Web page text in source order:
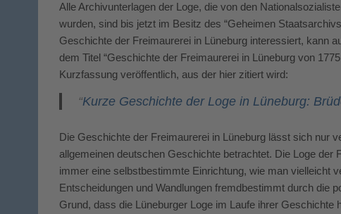
Alle Archivunterlagen der Loge, die von den
wurden, sind bis jetzt im Besitz des “Geheimen
Geschichte der Freimaurerei in Lüneburg interessiert, kann
dem Titel “Geschichte der Freimaurerei in Lüneburg von
Kurzfassung veröffentlich, aus der hier zitiert wird:
“Kurze Geschichte der Loge in Lüneburg:
Die Geschichte der Freimaurerei in Lüneburg lässt sich nur
allgemeinen deutschen Geschichte betrachtet. Die Loge
immer eine selbstbestimmte Einrichtung, wie man vielleicht
Entscheidungen und Wandlungen fremdbestimmt durch die
Grund, dass die Lüneburger Loge im Laufe ihrer Geschichte